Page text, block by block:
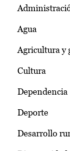
Agua
Agricultura y
Cultura
Dependencia
Deporte
Desarrollo